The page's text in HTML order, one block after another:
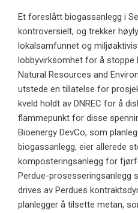
Et foreslått biogassanlegg i
kontroversielt, og trekker
lokalsamfunnet og
lobbyvirksomhet for å stoppe
Natural Resources and
utstede en tillatelse for
kveld holdt av DNREC for å
flammepunkt for disse
Bioenergy DevCo, som
biogassanlegg, eier allerede
komposteringsanlegg for
Perdue-
drives av Perdues
planlegger å tilsette metan,